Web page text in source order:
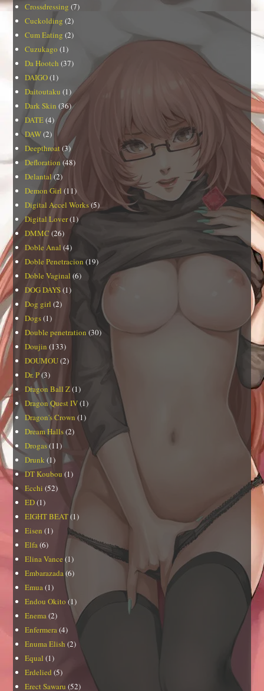
Crossdressing (7)
Cuckolding (2)
Cum Eating (2)
Cuzukago (1)
Da Hootch (37)
DAIGO(1)
Daitoutaku (1)
Dark Skin (36)
DATE(4)
DAW(2)
Deepthroat(3)
Defloration (48)
Delantal(2)
Demon Girl (11)
Digital Accel Works(5)
Digital Lover(1)
DMMC (26)
Doble Anal (4)
Doble Penetracion (19)
Doble Vaginal (6)
DOG DAYS(1)
Dog girl (2)
Dogs(1)
Double penetration (30)
Doujin (133)
DOUMOU(2)
Dr. P(3)
Dragon Ball Z(1)
Dragon Quest IV(1)
Dragon's Crown (1)
Dream Halls(2)
Drogas(11)
Drunk (1)
DT Koubou (1)
Ecchi (52)
ED(1)
EIGHT BEAT(1)
Eisen (1)
Elfa(6)
Elina Vance (1)
Embarazada(6)
Emua(1)
Endou Okito (1)
Enema(2)
Enfermera(4)
Enuma Elish (2)
Equal (1)
Erdelied (5)
Erect Sawaru (52)